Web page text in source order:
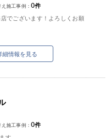
施工事例： 0件
でございます！よろしくお願
細情報を見る
施工事例： 0件